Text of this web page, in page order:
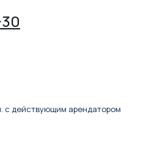
с действующим арендатором